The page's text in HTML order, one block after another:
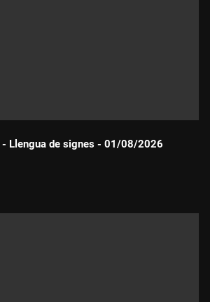
Llengua de signes - 01/08/2026